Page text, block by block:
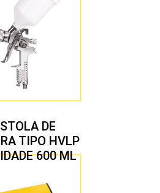
DE
TIPO HVLP
600 ML
1,7 MM